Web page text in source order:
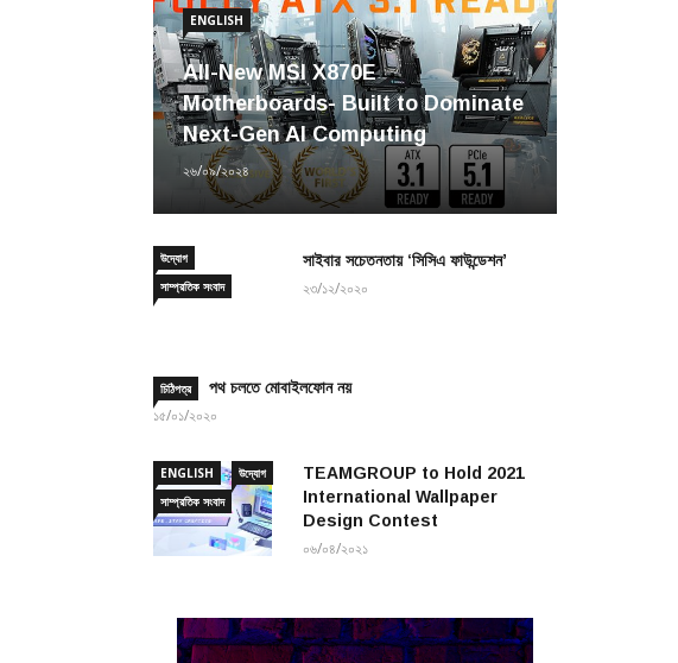
ENGLISH
All-New MSI X870E
Motherboards- Built to Dominate
Next-Gen AI Computing
২৬/০৯/২০২৪
উদ্যোগ
সাম্প্রতিক সংবাদ
সাইবার সচেতনতায় ‘সিসিএ ফাউন্ডেশন’
২৩/১২/২০২০
চিঠিপত্র পথ চলতে মোবাইলফোন নয়
১৫/০১/২০২০
ENGLISH
উদ্যোগ
সাম্প্রতিক সংবাদ
TEAMGROUP to Hold 2021
International Wallpaper
Design Contest
০৬/০৪/২০২১